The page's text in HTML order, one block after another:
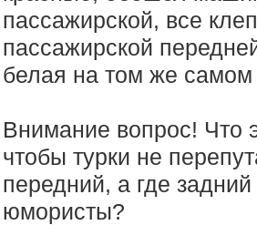
пассажирской, все
пассажирской
белая на том же
Внимание вопрос! Что
чтобы турки не
передний, а где
юмористы?